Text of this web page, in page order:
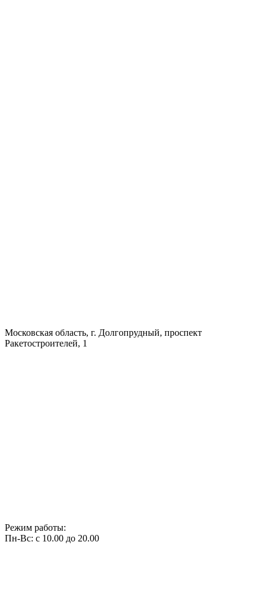
Московская область, г. Долгопрудный, проспект
Ракетостроителей, 1
Режим работы:
Пн-Вс: с 10.00 до 20.00